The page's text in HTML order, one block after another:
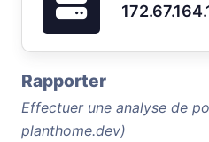
Rapporter
Effectuer une analyse de
planthome.dev)